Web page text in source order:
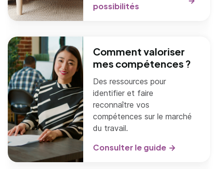
possibilités
Comment valoriser
mes compétences ?
Des ressources pour
identifier et faire
reconnaître vos
compétences sur le marché
du travail.
Consulter le guide